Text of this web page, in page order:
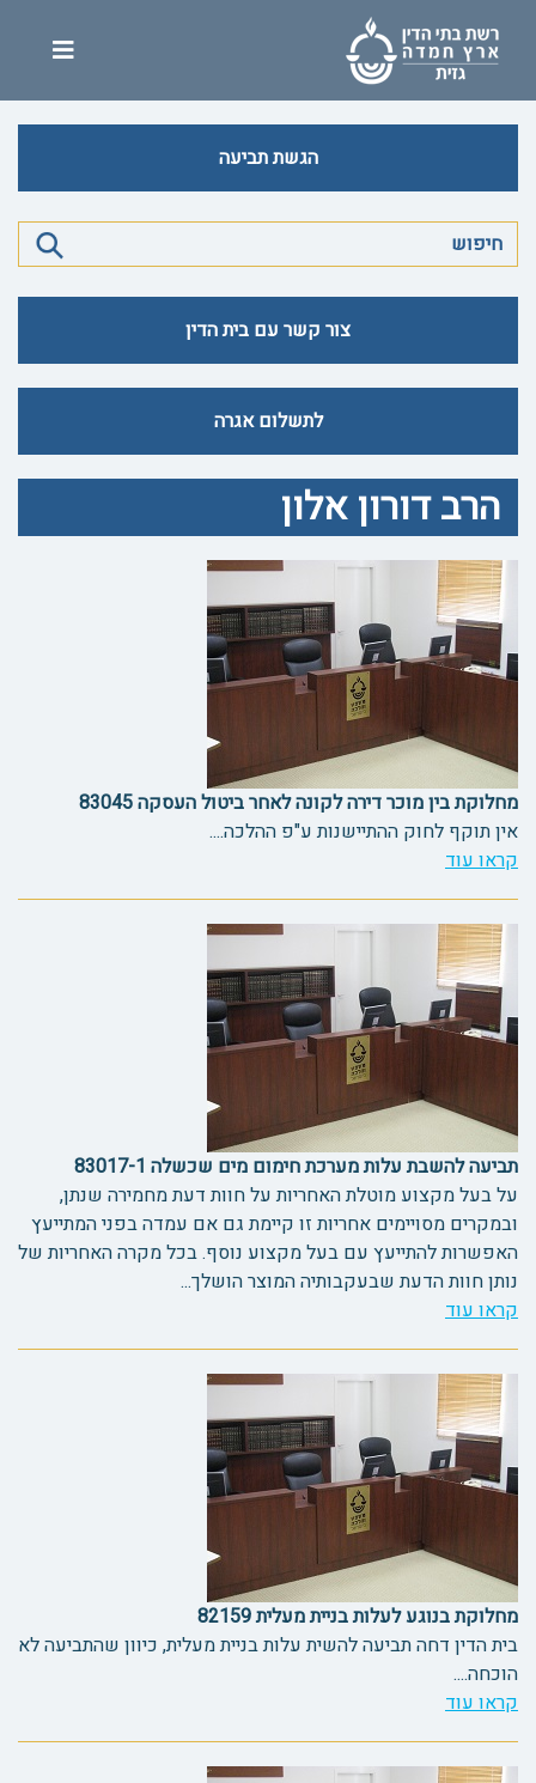
הגשת תביעה
צור קשר עם בית הדין
לתשלום אגרה
הרב דורון אלון
מחלוקת בין מוכר דירה לקונה לאחר ביטול העסקה 83045
אין תוקף לחוק ההתיישנות ע"פ ההלכה....
קראו עוד
תביעה להשבת עלות מערכת חימום מים שכשלה 83017-1
על בעל מקצוע מוטלת האחריות על חוות דעת מחמירה שנתן,
ובמקרים מסויימים אחריות זו קיימת גם אם עמדה בפני המתייעץ
האפשרות להתייעץ עם בעל מקצוע נוסף. בכל מקרה האחריות של
נותן חוות הדעת שבעקבותיה המוצר הושלך...
קראו עוד
מחלוקת בנוגע לעלות בניית מעלית 82159
בית הדין דחה תביעה להשית עלות בניית מעלית, כיוון שהתביעה לא
הוכחה....
קראו עוד